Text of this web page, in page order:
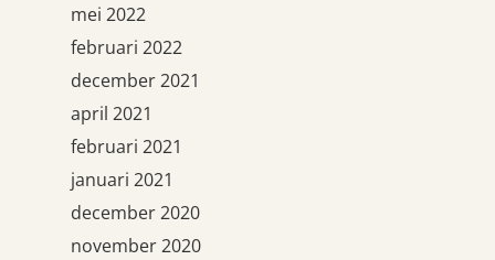
mei 2022
februari 2022
december 2021
april 2021
februari 2021
januari 2021
december 2020
november 2020